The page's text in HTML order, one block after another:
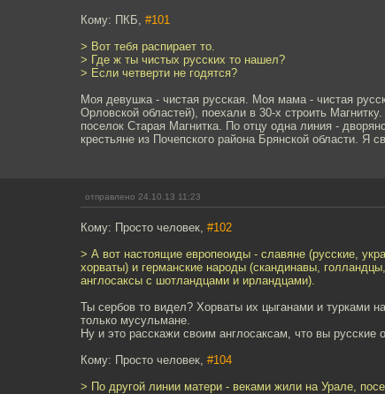
Кому: ПКБ, #101
> Вот тебя распирает то.
> Где ж ты чистых русских то нашел?
> Если четверти не годятся?
Моя девушка - чистая русская. Моя мама - чистая
Орловской областей), поехали в 30-х строить
поселок Старая Магнитка. По отцу одна линия -
крестьяне из Почепского района Брянской области. Я
отправлено 24.10.13 11:23
Кому: Просто человек, #102
> А вот настоящие европеоиды - славяне (русские,
хорваты) и германские народы (скандинавы,
англосаксы с шотландцами и ирландцами).
Ты сербов то видел? Хорваты их цыганами и турками
только мусульмане.
Ну и это расскажи своим англосаксам, что вы
Кому: Просто человек, #104
> По другой линии матери - веками жили на Урале,